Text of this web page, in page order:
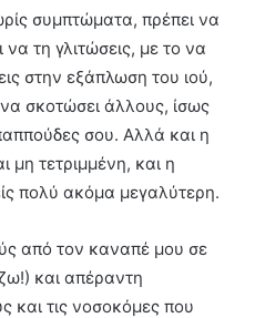
συμπτώματα, πρέπει να
να τη γλιτώσεις, με το να
στην εξάπλωση του ιού,
σκοτώσει άλλους, ίσως
σου. Αλλά και η
μη τετριμμένη, και η
πολύ ακόμα μεγαλύτερη.
από τον καναπέ μου σε
και απέραντη
και τις νοσοκόμες που